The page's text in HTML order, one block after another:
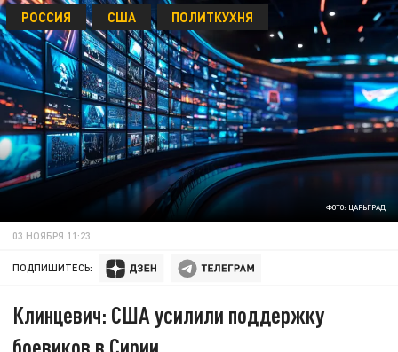
ФОТО: ЦАРЬГРАД
РОССИЯ США ПОЛИТКУХНЯ
03 НОЯБРЯ 11:23
ПОДПИШИТЕСЬ:
Клинцевич: США усилили поддержку
боевиков в Сирии